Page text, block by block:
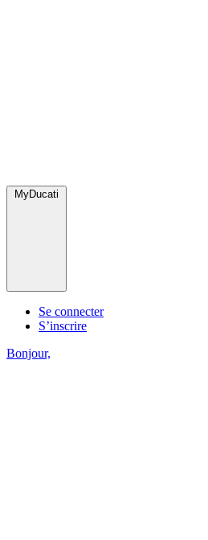
MyDucati
Se connecter
S’inscrire
Bonjour,